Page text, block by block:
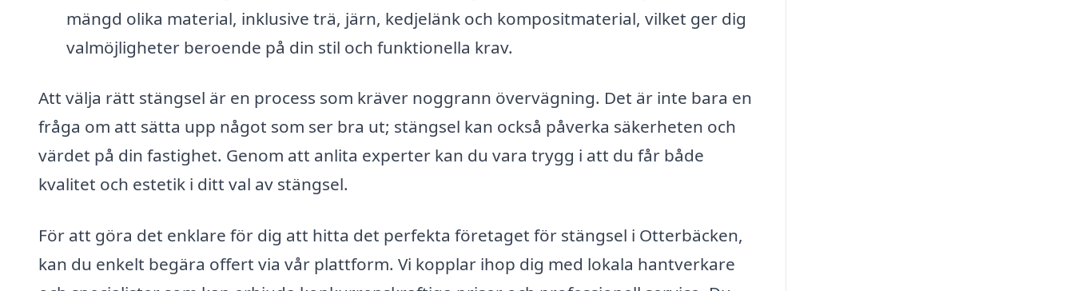
mängd olika material, inklusive trä, järn, kedjelänk och kompositmaterial, vilket ger dig
valmöjligheter beroende på din stil och funktionella krav.
Att välja rätt stängsel är en process som kräver noggrann övervägning. Det är inte bara en
fråga om att sätta upp något som ser bra ut; stängsel kan också påverka säkerheten och
värdet på din fastighet. Genom att anlita experter kan du vara trygg i att du får både
kvalitet och estetik i ditt val av stängsel.
För att göra det enklare för dig att hitta det perfekta företaget för stängsel i Otterbäcken,
kan du enkelt begära offert via vår plattform. Vi kopplar ihop dig med lokala hantverkare